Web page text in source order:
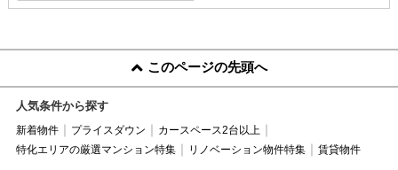
このページの先頭へ
人気条件から探す
新着物件 プライスダウン
カースペース2台以上
特化エリアの厳選マンション特集
リノベーション物件特集 賃貸物件